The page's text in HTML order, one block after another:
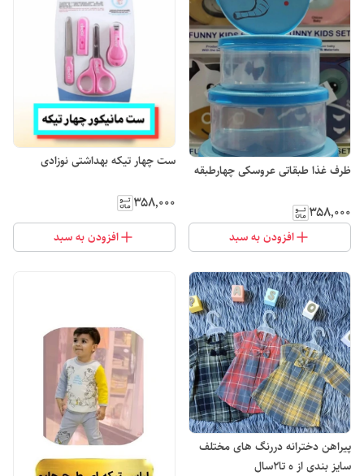
ظرف غذا طبقاتی عروسکی چهارطبقه
۳۵۸٬۰۰۰
افزودن به سبد
ست چهار تیکه بهداشتی نوزادی
۳۵۸٬۰۰۰
افزودن به سبد
پیراهن دخترانه دررنگ های مختلف
سایز بندی از ه تا2سال